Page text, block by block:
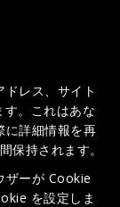
レス、サイト
。これはあな
に詳細情報を再
保持されます。
ザーが Cookie
を設定しま